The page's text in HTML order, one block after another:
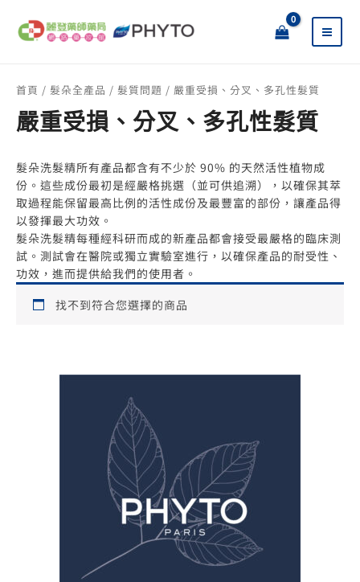
首頁 / 髮朵全產品 / 髮質問題 / 嚴重受損、分叉、多孔性髮質
嚴重受損、分叉、多孔性髮質
髮朵洗髮精所有產品都含有不少於 90% 的天然活性植物成
份。這些成份最初是經嚴格挑選（並可供追溯），以確保其萃
取過程能保留最高比例的活性成份及最豐富的部份，讓產品得
以發揮最大功效。
髮朵洗髮精每種經科研而成的新產品都會接受最嚴格的臨床測
試。測試會在醫院或獨立實驗室進行，以確保產品的耐受性、
功效，進而提供給我們的使用者。
找不到符合您選擇的商品
尋
關
: